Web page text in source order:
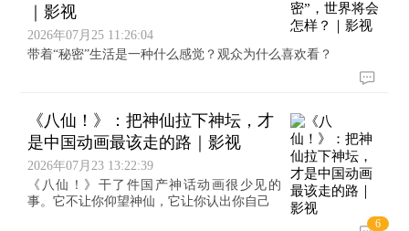
｜影视
2026年07月25 11:26:04
带着“秘密”生活是一种什么感觉？观众为什么喜欢看？
《八仙！》：把神仙拉下神坛，才
是中国动画最该走的路｜影视
2026年07月23 13:22:39
《八仙！》干了件国产神话动画很少见的
事。它不让你仰望神仙，它让你认出你自己
6